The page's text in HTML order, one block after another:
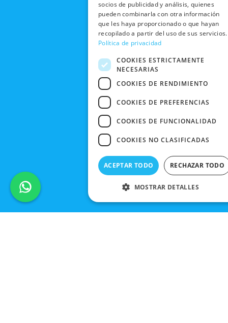
socios de publicidad y análisis, quienes
pueden combinarla con otra información
que les haya proporcionado o que hayan
recopilado a partir del uso de sus servicios.
Política de privacidad
COOKIES ESTRICTAMENTE
NECESARIAS
COOKIES DE RENDIMIENTO
COOKIES DE PREFERENCIAS
COOKIES DE FUNCIONALIDAD
COOKIES NO CLASIFICADAS
ACEPTAR TODO RECHAZAR TODO
MOSTRAR DETALLES